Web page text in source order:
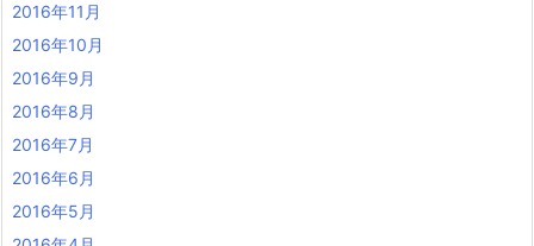
2016年11月
2016年10月
2016年9月
2016年8月
2016年7月
2016年6月
2016年5月